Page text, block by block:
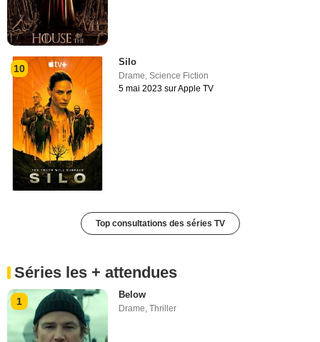
10
Silo
Drame,Science Fiction
5 mai 2023 sur Apple TV
Top consultations des séries TV
Séries les + attendues
1
Below
Drame,Thriller